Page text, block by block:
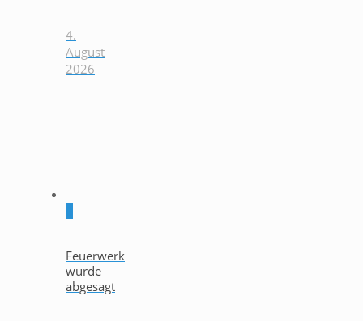
4.
August
2026
Feuerwerk
wurde
abgesagt